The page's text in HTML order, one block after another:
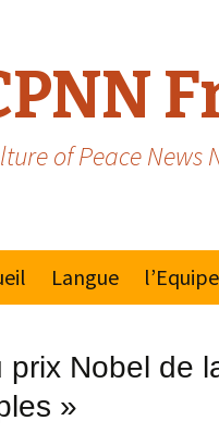
of Peace News
Langue
Espagnol/
l’Equipe
prix Nobel de
»